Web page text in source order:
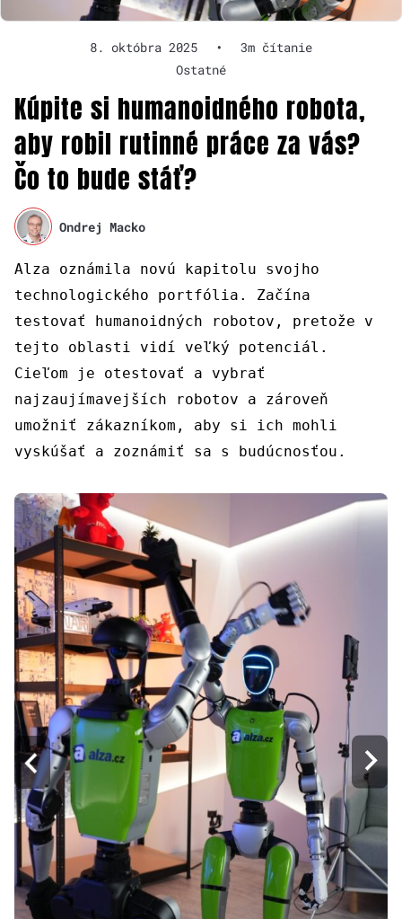
8. októbra 2025 •
3m čítanie
Ostatné
Kúpite si humanoidného robota,
aby robil rutinné práce za vás?
Čo to bude stáť?
Ondrej Macko
Alza oznámila novú kapitolu svojho
technologického portfólia. Začína
testovať humanoidných robotov, pretože v
tejto oblasti vidí veľký potenciál.
Cieľom je otestovať a vybrať
najzaujímavejších robotov a zároveň
umožniť zákazníkom, aby si ich mohli
vyskúšať a zoznámiť sa s budúcnosťou.